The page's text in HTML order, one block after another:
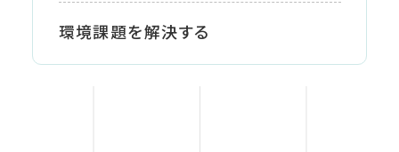
環境課題を解決する